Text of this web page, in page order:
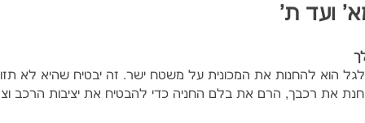
ועד ת'
הוא להחנות את המכונית על משטח ישר. זה יבטיח שהיא לא
את רכבך, הרם את בלם החניה כדי להבטיח את יציבות הרכב